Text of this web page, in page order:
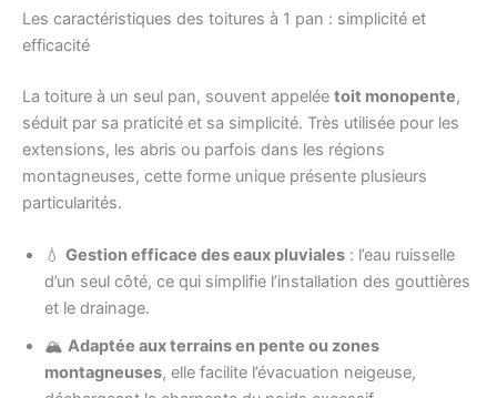
Les caractéristiques des toitures à 1 pan : simplicité et
efficacité
La toiture à un seul pan, souvent appelée toit monopente,
séduit par sa praticité et sa simplicité. Très utilisée pour les
extensions, les abris ou parfois dans les régions
montagneuses, cette forme unique présente plusieurs
particularités.
💧 Gestion efficace des eaux pluviales : l’eau ruisselle
d’un seul côté, ce qui simplifie l’installation des gouttières
et le drainage.
🏔️ Adaptée aux terrains en pente ou zones
montagneuses, elle facilite l’évacuation neigeuse,